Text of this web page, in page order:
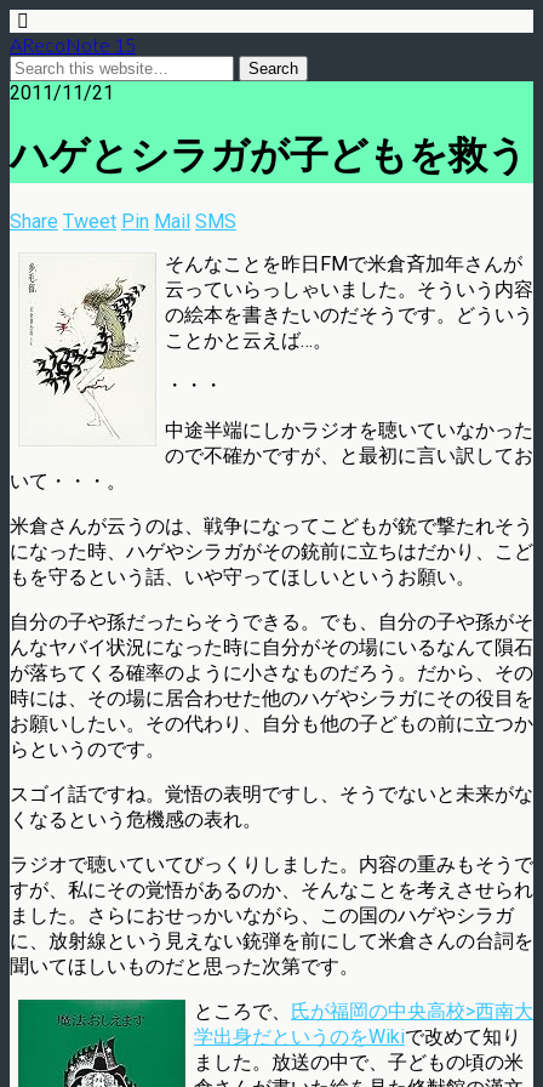
ARecoNote 15
2011/11/21
ハゲとシラガが子どもを救う
Share Tweet Pin Mail SMS
そんなことを昨日FMで米倉斉加年さんが
云っていらっしゃいました。そういう内容
の絵本を書きたいのだそうです。どういう
ことかと云えば…。
・・・
中途半端にしかラジオを聴いていなかった
ので不確かですが、と最初に言い訳してお
いて・・・。
米倉さんが云うのは、戦争になってこどもが銃で撃たれそう
になった時、ハゲやシラガがその銃前に立ちはだかり、こど
もを守るという話、いや守ってほしいというお願い。
自分の子や孫だったらそうできる。でも、自分の子や孫がそ
んなヤバイ状況になった時に自分がその場にいるなんて隕石
が落ちてくる確率のように小さなものだろう。だから、その
時には、その場に居合わせた他のハゲやシラガにその役目を
お願いしたい。その代わり、自分も他の子どもの前に立つか
らというのです。
スゴイ話ですね。覚悟の表明ですし、そうでないと未来がな
くなるという危機感の表れ。
ラジオで聴いていてびっくりしました。内容の重みもそうで
すが、私にその覚悟があるのか、そんなことを考えさせられ
ました。さらにおせっかいながら、この国のハゲやシラガ
に、放射線という見えない銃弾を前にして米倉さんの台詞を
聞いてほしいものだと思った次第です。
ところで、 氏が福岡の中央高校>西南大
学出身だというのをWikiで改めて知り
ました。放送の中で、子どもの頃の米